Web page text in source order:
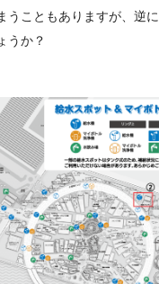
こともありますが、 逆に
うか？